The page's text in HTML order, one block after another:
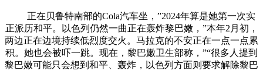
正在贝鲁特南部的Cola汽车坐，”2024年算是她第一次实
正派历和平。以色列仍然一曲正在轰炸黎巴嫩，”本年2月初，
两边正在边境持续低烈度交火。马拉克的不安正在一点一点累
积。她也会被吓一跳。现在，黎巴嫩卫生部称，”“很多人提到
黎巴嫩可能只会想到和平、轰炸，以色列方面则要求解除黎巴